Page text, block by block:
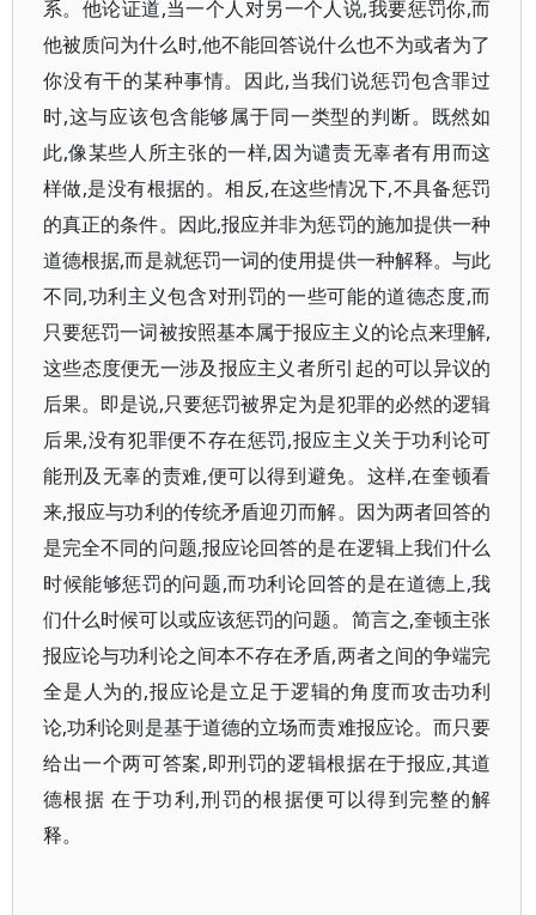
系。他论证道,当一个人对另一个人说,我要惩罚你,而
他被质问为什么时,他不能回答说什么也不为或者为了
你没有干的某种事情。因此,当我们说惩罚包含罪过
时,这与应该包含能够属于同一类型的判断。既然如
此,像某些人所主张的一样,因为谴责无辜者有用而这
样做,是没有根据的。相反,在这些情况下,不具备惩罚
的真正的条件。因此,报应并非为惩罚的施加提供一种
道德根据,而是就惩罚一词的使用提供一种解释。与此
不同,功利主义包含对刑罚的一些可能的道德态度,而
只要惩罚一词被按照基本属于报应主义的论点来理解,
这些态度便无一涉及报应主义者所引起的可以异议的
后果。即是说,只要惩罚被界定为是犯罪的必然的逻辑
后果,没有犯罪便不存在惩罚,报应主义关于功利论可
能刑及无辜的责难,便可以得到避免。这样,在奎顿看
来,报应与功利的传统矛盾迎刃而解。因为两者回答的
是完全不同的问题,报应论回答的是在逻辑上我们什么
时候能够惩罚的问题,而功利论回答的是在道德上,我
们什么时候可以或应该惩罚的问题。简言之,奎顿主张
报应论与功利论之间本不存在矛盾,两者之间的争端完
全是人为的,报应论是立足于逻辑的角度而攻击功利
论,功利论则是基于道德的立场而责难报应论。而只要
给出一个两可答案,即刑罚的逻辑根据在于报应,其道
德根据 在于功利,刑罚的根据便可以得到完整的解
释。